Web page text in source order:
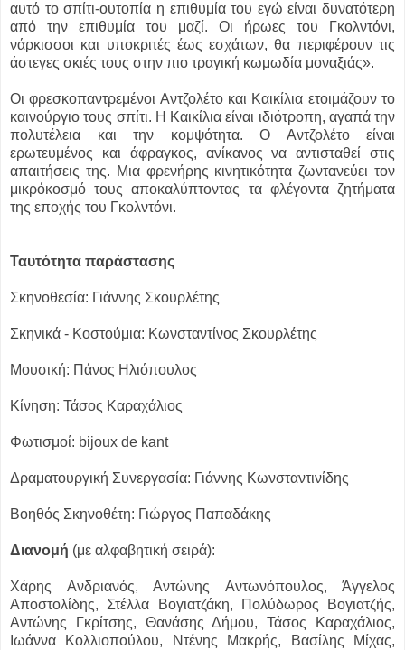
αυτό το σπίτι-ουτοπία η επιθυμία του εγώ είναι δυνατότερη
από την επιθυμία του μαζί. Οι ήρωες του Γκολντόνι,
νάρκισσοι και υποκριτές έως εσχάτων, θα περιφέρουν τις
άστεγες σκιές τους στην πιο τραγική κωμωδία μοναξιάς».
Οι φρεσκοπαντρεμένοι Αντζολέτο και Καικίλια ετοιμάζουν το
καινούργιο τους σπίτι. Η Καικίλια είναι ιδιότροπη, αγαπά την
πολυτέλεια και την κομψότητα. Ο Αντζολέτο είναι
ερωτευμένος και άφραγκος, ανίκανος να αντισταθεί στις
απαιτήσεις της. Μια φρενήρης κινητικότητα ζωντανεύει τον
μικρόκοσμό τους αποκαλύπτοντας τα φλέγοντα ζητήματα
της εποχής του Γκολντόνι.
Ταυτότητα παράστασης
Σκηνοθεσία: Γιάννης Σκουρλέτης
Σκηνικά - Κοστούμια: Κωνσταντίνος Σκουρλέτης
Μουσική: Πάνος Ηλιόπουλος
Κίνηση: Τάσος Καραχάλιος
Φωτισμοί: bijoux de kant
Δραματουργική Συνεργασία: Γιάννης Κωνσταντινίδης
Βοηθός Σκηνοθέτη: Γιώργος Παπαδάκης
Διανομή (με αλφαβητική σειρά):
Χάρης Ανδριανός, Αντώνης Αντωνόπουλος, Άγγελος
Αποστολίδης, Στέλλα Βογιατζάκη, Πολύδωρος Βογιατζής,
Αντώνης Γκρίτσης, Θανάσης Δήμου, Τάσος Καραχάλιος,
Ιωάννα Κολλιοπούλου, Ντένης Μακρής, Βασίλης Μίχας,